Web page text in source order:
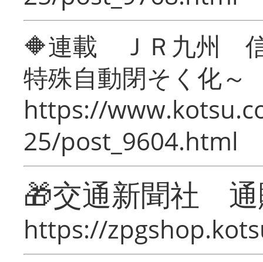
🔶連載 ＪＲ九州 信
特殊自動閉そく化～
https://
25/post_9604.html
🎁交通新聞社
https://